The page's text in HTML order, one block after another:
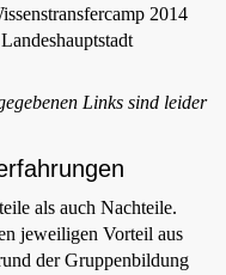
2014
Links sind leider
als auch Nachteile.
jeweiligen Vorteil aus
der Gruppenbildung